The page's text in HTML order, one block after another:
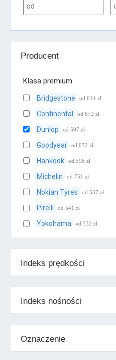
Producent
Klasa premium
Bridgestone od 614 zł
Continental od 672 zł
Dunlop od 597 zł
Goodyear od 672 zł
Hankook od 596 zł
Michelin od 751 zł
Nokian Tyres od 537 zł
Pirelli od 541 zł
Yokohama od 532 zł
Klasa średnia
BFGoodrich od 667 zł
Falken od 523 zł
Firestone od 515 zł
Indeks prędkości
Indeks nośności
Oznaczenie